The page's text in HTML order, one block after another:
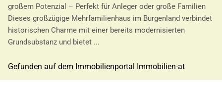
großem Potenzial – Perfekt für Anleger oder große Familien
Dieses großzügige Mehrfamilienhaus im Burgenland verbindet
historischen Charme mit einer bereits modernisierten
Grundsubstanz und bietet ...
Gefunden auf dem Immobilienportal Immobilien-at